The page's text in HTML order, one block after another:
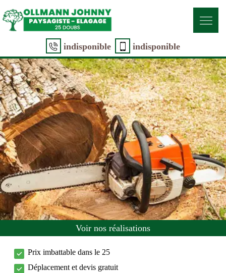
indisponible indisponible
Voir nos réalisations
Prix imbattable dans le 25
Déplacement et devis gratuit